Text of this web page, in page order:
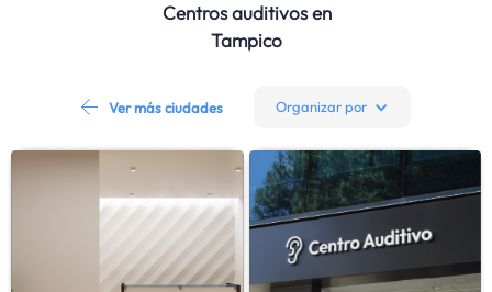
Centros auditivos en
Tampico
Ver más ciudades Organizar por